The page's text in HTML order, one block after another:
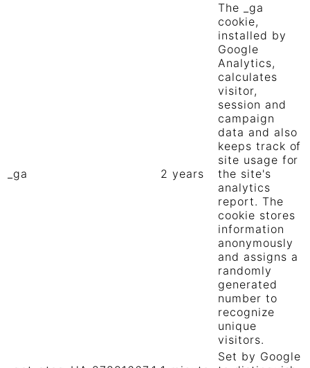
_ga 2 years
The _ga
cookie,
installed by
Google
Analytics,
calculates
visitor,
session and
campaign
data and also
keeps track of
site usage for
the site's
analytics
report. The
cookie stores
information
anonymously
and assigns a
randomly
generated
number to
recognize
unique
visitors.
Set by Google